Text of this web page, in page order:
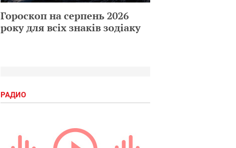
Гороскоп на серпень 2026
року для всіх знаків зодіаку
РАДИО